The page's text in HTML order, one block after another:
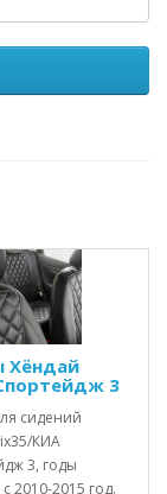
Хёндай
3
сидений
КИА
3, годы
с 2010-2015 год.